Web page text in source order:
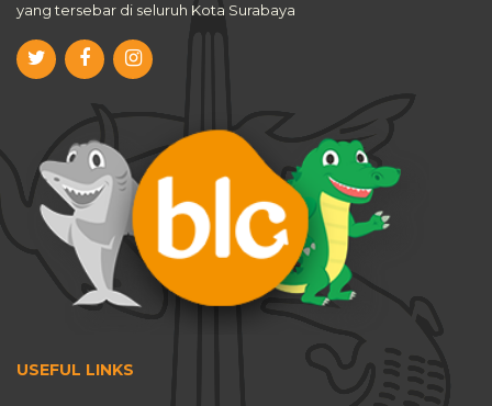
yang tersebar di seluruh Kota Surabaya
USEFUL LINKS